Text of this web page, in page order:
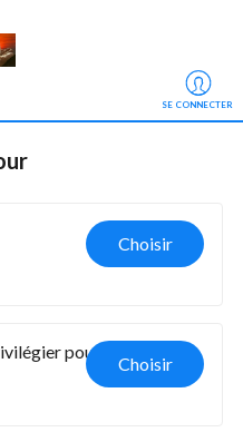
SE CONNECTER
Choisir
Choisir
pour le 1er RDV